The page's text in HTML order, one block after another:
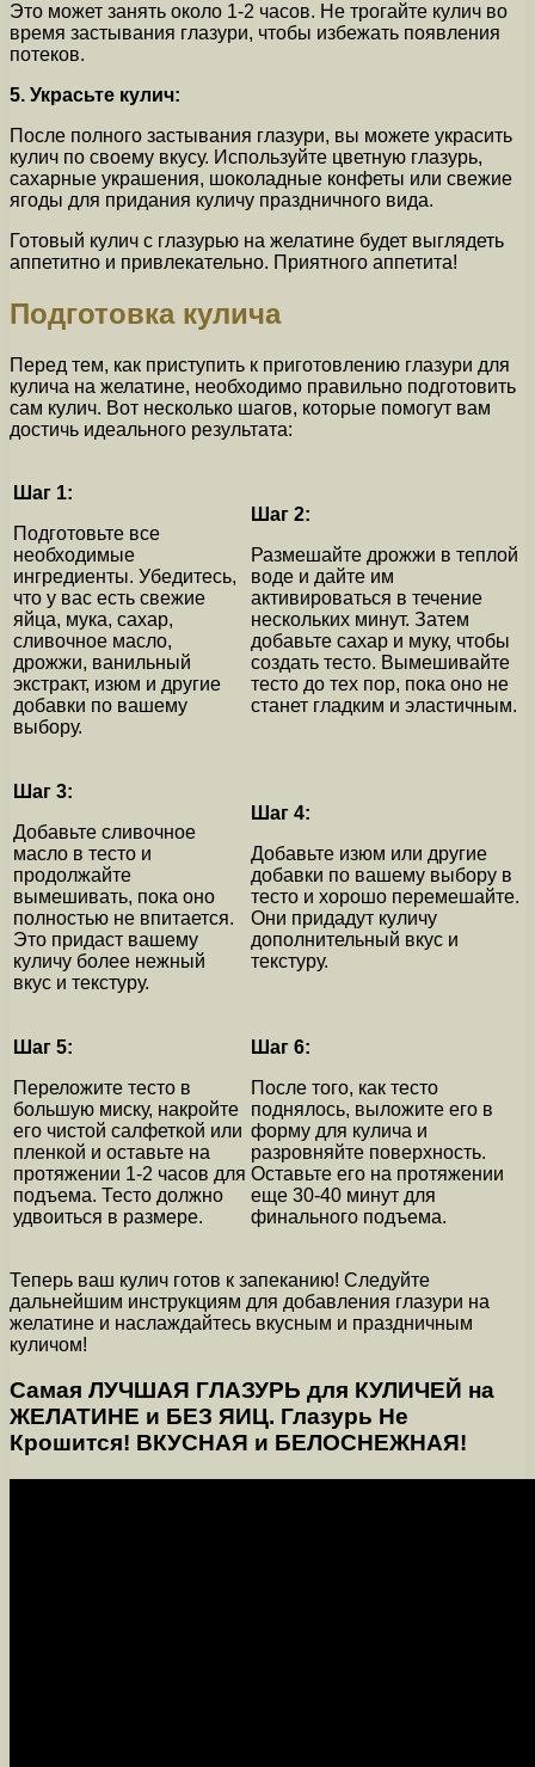
Это может занять около 1-2 часов. Не трогайте кулич во
время застывания глазури, чтобы избежать появления
потеков.
5. Украсьте кулич:
После полного застывания глазури, вы можете украсить
кулич по своему вкусу. Используйте цветную глазурь,
сахарные украшения, шоколадные конфеты или свежие
ягоды для придания куличу праздничного вида.
Готовый кулич с глазурью на желатине будет выглядеть
аппетитно и привлекательно. Приятного аппетита!
Подготовка кулича
Перед тем, как приступить к приготовлению глазури для
кулича на желатине, необходимо правильно подготовить
сам кулич. Вот несколько шагов, которые помогут вам
достичь идеального результата:
Шаг 1:
Подготовьте все
необходимые
ингредиенты. Убедитесь,
что у вас есть свежие
яйца, мука, сахар,
сливочное масло,
дрожжи, ванильный
экстракт, изюм и другие
добавки по вашему
выбору.
Шаг 2:
Размешайте дрожжи в теплой
воде и дайте им
активироваться в течение
нескольких минут. Затем
добавьте сахар и муку, чтобы
создать тесто. Вымешивайте
тесто до тех пор, пока оно не
станет гладким и эластичным.
Шаг 3:
Добавьте сливочное
масло в тесто и
продолжайте
вымешивать, пока оно
полностью не впитается.
Это придаст вашему
куличу более нежный
вкус и текстуру.
Шаг 4:
Добавьте изюм или другие
добавки по вашему выбору в
тесто и хорошо перемешайте.
Они придадут куличу
дополнительный вкус и
текстуру.
Шаг 5:
Переложите тесто в
большую миску, накройте
его чистой салфеткой или
пленкой и оставьте на
протяжении 1-2 часов для
подъема. Тесто должно
удвоиться в размере.
Шаг 6:
После того, как тесто
поднялось, выложите его в
форму для кулича и
разровняйте поверхность.
Оставьте его на протяжении
еще 30-40 минут для
финального подъема.
Теперь ваш кулич готов к запеканию! Следуйте
дальнейшим инструкциям для добавления глазури на
желатине и наслаждайтесь вкусным и праздничным
куличом!
Самая ЛУЧШАЯ ГЛАЗУРЬ для КУЛИЧЕЙ на
ЖЕЛАТИНЕ и БЕЗ ЯИЦ. Глазурь Не
Крошится! ВКУСНАЯ и БЕЛОСНЕЖНАЯ!